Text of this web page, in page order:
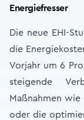
Energiefresser
Die neue EHI-
die
Vorjahr um 6
steigende
Maßnahmen
oder die